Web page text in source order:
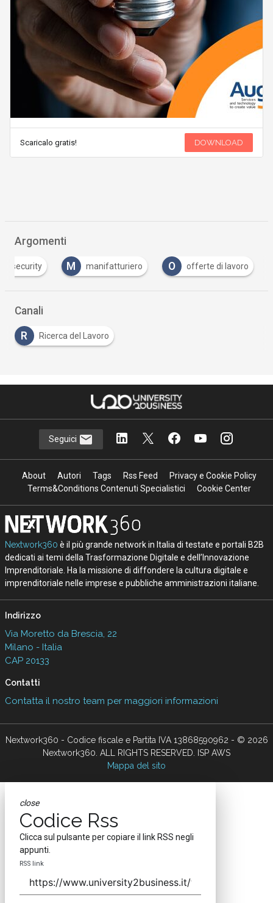
Scaricalo gratis! DOWNLOAD
Argomenti
M manifatturiero O offerte di lavoro
Canali
R Ricerca del Lavoro
Seguici
About Autori Tags Rss Feed
Privacy e Cookie Policy
Terms&Conditions Contenuti Specialistici
Cookie Center
Nextwork360 è il più grande network in Italia di testate e portali B2B
dedicati ai temi della Trasformazione Digitale e dell’Innovazione
Imprenditoriale. Ha la missione di diffondere la cultura digitale e
imprenditoriale nelle imprese e pubbliche amministrazioni italiane.
Indirizzo
Via Moretto da Brescia, 22
Milano - Italia
CAP 20133
Contatti
Contatta il nostro team per maggiori informazioni
Nextwork360 - Codice fiscale e Partita IVA 13868590962 - © 2026
Nextwork360. ALL RIGHTS RESERVED. ISP AWS
Mappa del sito
close
Codice Rss
Clicca sul pulsante per copiare il link RSS negli
appunti.
RSS link